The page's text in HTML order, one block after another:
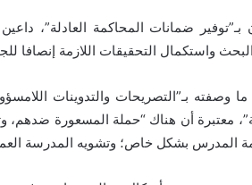
ضمانات المحاكمة العادلة”،
واستكمال التحقيقات اللازمة إنصافا
وصفته بـ”التصريحات والتدوينات
معتبرة أن هناك “حملة المسعورة
المدرس بشكل خاص؛ وتشويه المدرسة